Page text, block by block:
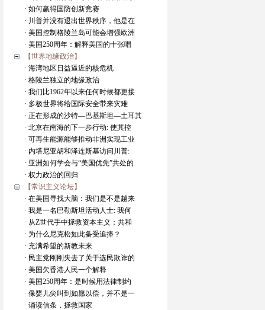
· 如何赢得国防创新竞赛
· 川普并没有退出世界秩序，他是在
· 美国控制格陵兰岛可能会增强欧洲
· 美国250周年：解释美国的十张唱
【世界地缘政治】
· 海湾地区日益逼近的核危机
· 格陵兰独立的地缘政治
· 我们比1962年以来任何时候都更接
· 多极世界将给国际安全带来灾难
· 正在形成的沙特—巴基斯坦—土耳其
· 北京在南海的下一步行动: 使其控
· 可再生能源能够推动非洲实现工业
· 内塔尼亚胡和泽连斯基访问川普:
· 亚洲如何学会与“美国优先”共处的
· 权力政治的回归
【常识主义论坛】
· 在美国寻找大脑：我们是不是越来
· 我是一名巴勒斯坦活动人士: 我何
· 从Z世代手中拯救资本主义：共和
· 为什么尼克松如此备受追捧？
· 充满希望的新教未来
· 民主党刚刚失去了关于选民欺诈的
· 美国欠香港人民一个解释
· 美国250周年：是时候用法律制约
· 像婴儿尖叫到如愿以偿，并不是一
· 诵读信条，拯救国家